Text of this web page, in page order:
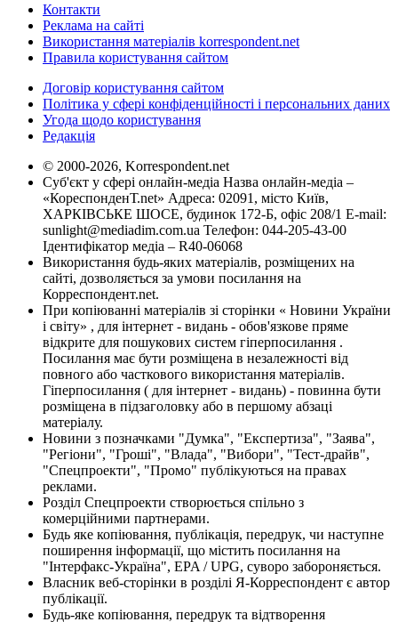
Контакти
Реклама на сайті
Використання матеріалів korrespondent.net
Правила користування сайтом
Договір користування сайтом
Політика у сфері конфіденційності і персональних даних
Угода щодо користування
Редакція
© 2000-2026, Korrespondent.net
Суб'єкт у сфері онлайн-медіа Назва онлайн-медіа –
«КореспонденТ.net» Адреса: 02091, місто Київ,
ХАРКІВСЬКЕ ШОСЕ, будинок 172-Б, офіс 208/1 E-mail:
sunlight@mediadim.com.ua Телефон: 044-205-43-00
Ідентифікатор медіа – R40-06068
Використання будь-яких матеріалів, розміщених на
сайті, дозволяється за умови посилання на
Корреспондент.net.
При копіюванні матеріалів зі сторінки « Новини України
і світу» , для інтернет - видань - обов'язкове пряме
відкрите для пошукових систем гіперпосилання .
Посилання має бути розміщена в незалежності від
повного або часткового використання матеріалів.
Гіперпосилання ( для інтернет - видань) - повинна бути
розміщена в підзаголовку або в першому абзаці
матеріалу.
Новини з позначками "Думка", "Експертиза", "Заява",
"Регіони", "Гроші", "Влада", "Вибори", "Тест-драйв",
"Спецпроекти", "Промо" публікуються на правах
реклами.
Розділ Спецпроекти створюється спільно з
комерційними партнерами.
Будь яке копіювання, публікація, передрук, чи наступне
поширення інформації, що містить посилання на
"Інтерфакс-Україна", EPA / UPG, суворо забороняється.
Власник веб-сторінки в розділі Я-Корреспондент є автор
публікації.
Будь-яке копіювання, передрук та відтворення